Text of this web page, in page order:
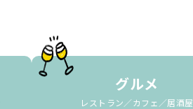
グルメ
レストラン／カフェ／居酒屋